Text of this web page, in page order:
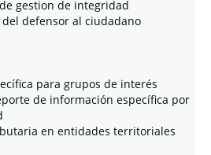
gestion de integridad
defensor al ciudadano
para grupos de interés
de información específica por
en entidades territoriales